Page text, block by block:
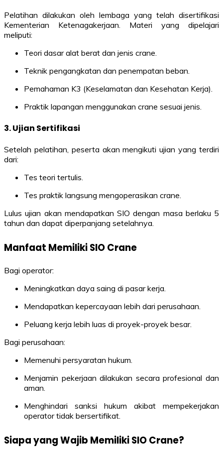
Pelatihan dilakukan oleh lembaga yang telah disertifikasi
Kementerian Ketenagakerjaan. Materi yang dipelajari
meliputi:
Teori dasar alat berat dan jenis crane.
Teknik pengangkatan dan penempatan beban.
Pemahaman K3 (Keselamatan dan Kesehatan Kerja).
Praktik lapangan menggunakan crane sesuai jenis.
3.Ujian Sertifikasi
Setelah pelatihan, peserta akan mengikuti ujian yang terdiri
dari:
Tes teori tertulis.
Tes praktik langsung mengoperasikan crane.
Lulus ujian akan mendapatkan SIO dengan masa berlaku 5
tahun dan dapat diperpanjang setelahnya.
Manfaat Memiliki SIO Crane
Bagi operator:
Meningkatkan daya saing di pasar kerja.
Mendapatkan kepercayaan lebih dari perusahaan.
Peluang kerja lebih luas di proyek-proyek besar.
Bagi perusahaan:
Memenuhi persyaratan hukum.
Menjamin pekerjaan dilakukan secara profesional dan
aman.
Menghindari sanksi hukum akibat mempekerjakan
operator tidak bersertifikat.
Siapa yang Wajib Memiliki SIO Crane?